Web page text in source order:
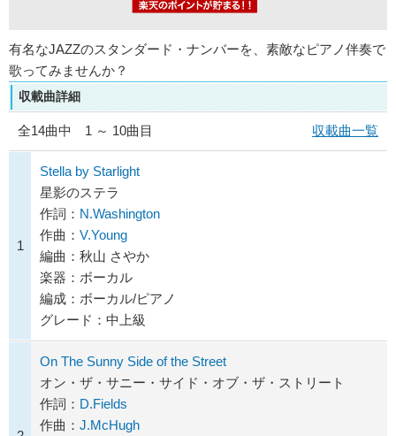
有名なJAZZのスタンダード・ナンバーを、素敵なピアノ伴奏で
歌ってみませんか？
収載曲詳細
全14曲中 1 ～ 10曲目 収載曲一覧
1
Stella by Starlight
星影のステラ
作詞： N.Washington
作曲： V.Young
編曲：秋山 さやか
楽器：ボーカル
編成：ボーカル/ピアノ
グレード：中上級
On The Sunny Side of the Street
オン・ザ・サニー・サイド・オブ・ザ・ストリート
作詞： D.Fields
作曲： J.McHugh